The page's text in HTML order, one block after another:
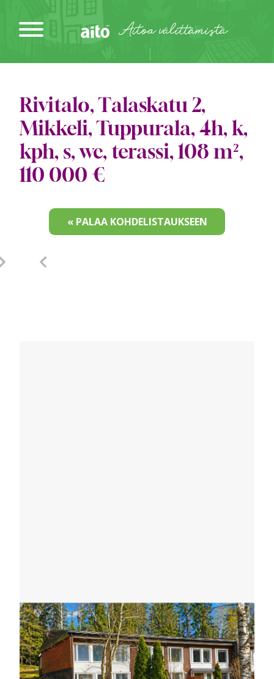
sisältöön
Aitoa välittämistä
Rivitalo, Talaskatu 2,
Mikkeli, Tuppurala, 4h, k,
kph, s, wc, terassi, 108 m²,
110 000 €
« PALAA KOHDELISTAUKSEEN